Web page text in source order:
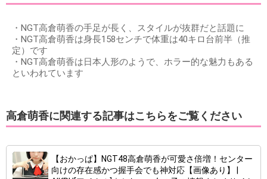
・NGT高倉萌香の手足が長く、スタイルが抜群だと話題に
・NGT高倉萌香は身長158センチで体重は40キロ台前半（推
定）です
・NGT高倉萌香は日本人形のようで、ホラー的な魅力もある
といわれています
高倉萌香に関連する記事はこちらをご覧ください
【おかっぱ】NGT48高倉萌香が可愛さ倍増！センター
向けの存在感かつ握手会でも神対応【画像あり】 |